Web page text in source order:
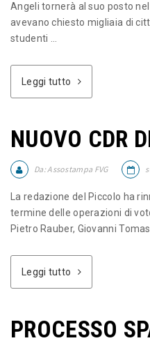
Angeli tornerà al suo posto
avevano chiesto migliaia di
studenti ...
Leggi tutto
NUOVO CDR
Da:Assostampa FVG
La redazione del Piccolo ha
termine delle operazioni di
Pietro Rauber, Giovanni
Leggi tutto
PROCESSO